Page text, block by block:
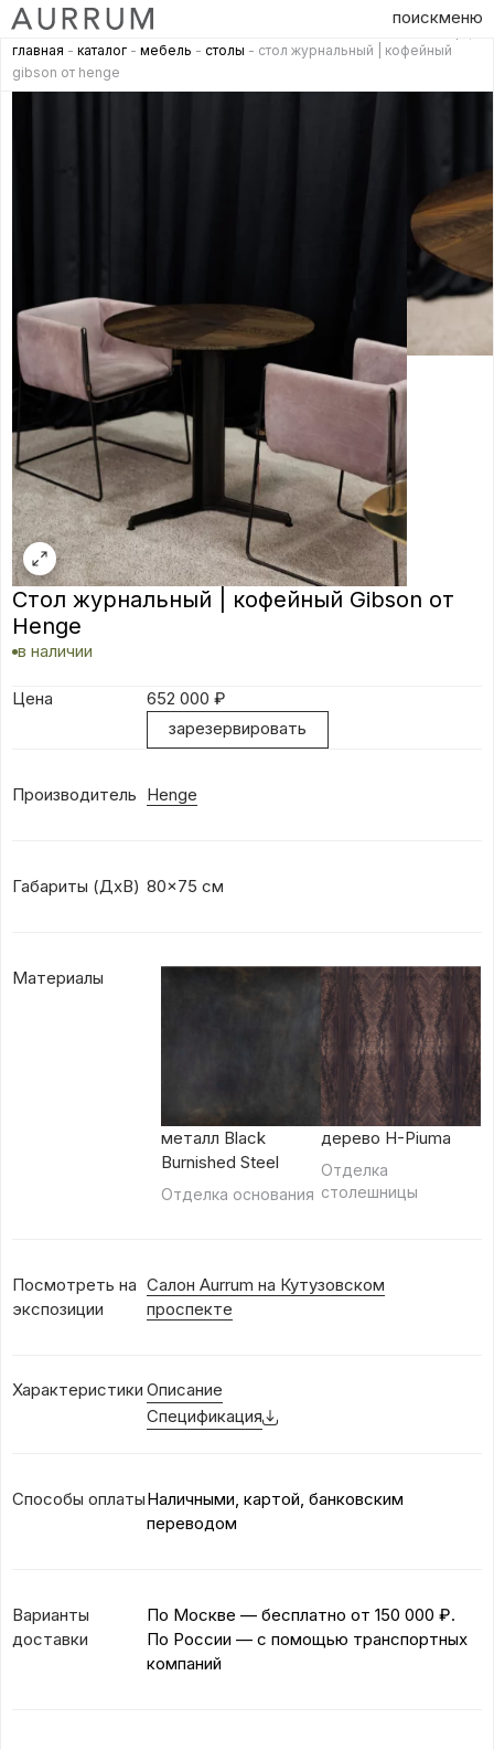
поискменю
главная - каталог - мебель - столы - стол журнальный | кофейный
gibson от henge
Стол журнальный | кофейный Gibson от
Henge
в наличии
Цена 652 000 ₽
зарезервировать
Производитель Henge
Габариты (ДхВ) 80x75 см
Материалы
металл Black
Burnished Steel
Отделка основания
дерево H-Piuma
Отделка
столешницы
Посмотреть на
экспозиции
Салон Aurrum на Кутузовском
проспекте
Характеристики Описание
Спецификация
Способы оплатыНаличными, картой, банковским
переводом
Варианты
доставки
По Москве — бесплатно от 150 000 ₽.
По России — с помощью транспортных
компаний